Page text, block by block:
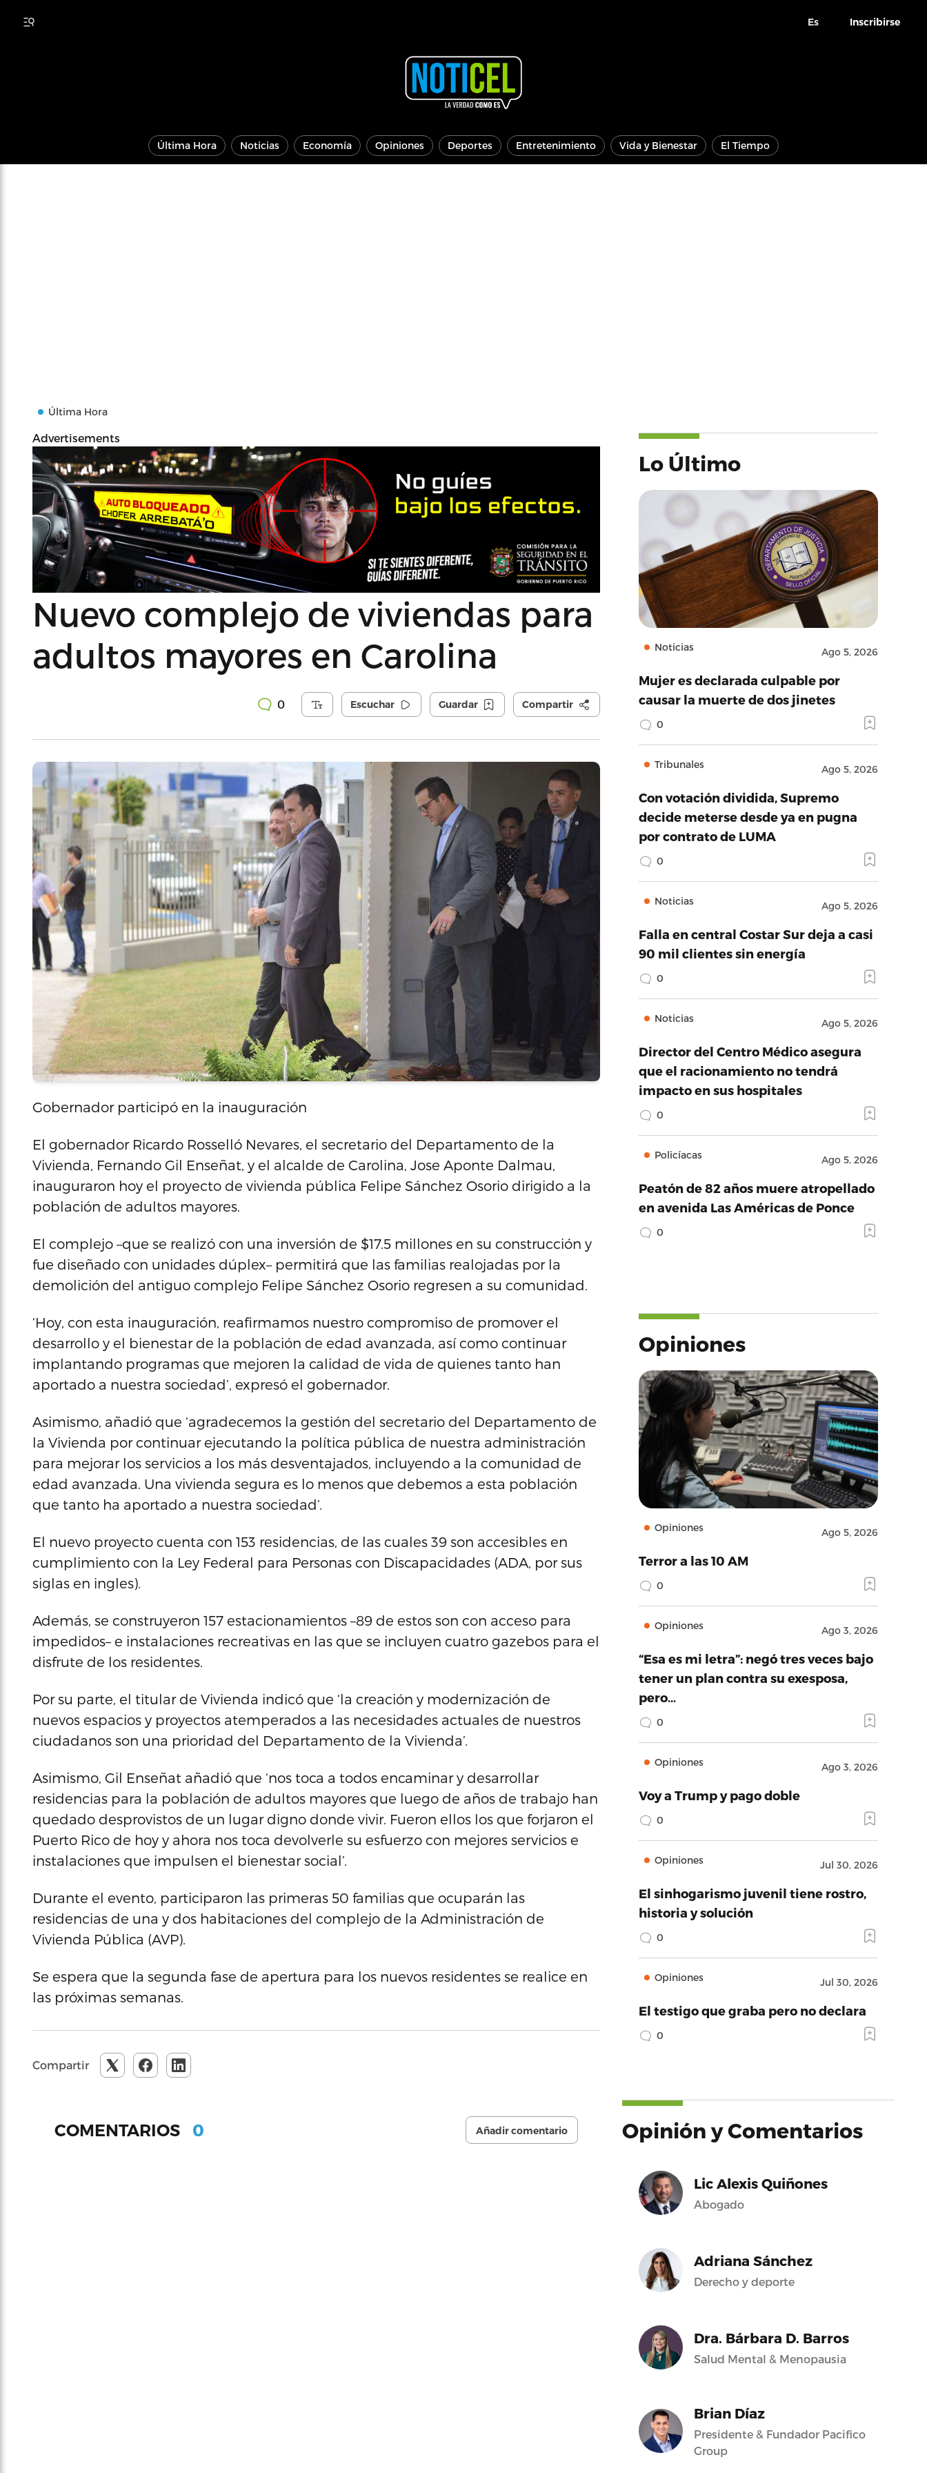
Es Inscribirse
Última Hora Noticias Economía Opiniones Deportes Entretenimiento Vida y Bienestar El Tiempo
Última Hora
Advertisements
Nuevo complejo de viviendas para
adultos mayores en Carolina
0 Escuchar Guardar Compartir
Gobernador participó en la inauguración
El gobernador Ricardo Rosselló Nevares, el secretario del Departamento de la
Vivienda, Fernando Gil Enseñat, y el alcalde de Carolina, Jose Aponte Dalmau,
inauguraron hoy el proyecto de vivienda pública Felipe Sánchez Osorio dirigido a la
población de adultos mayores.
El complejo –que se realizó con una inversión de $17.5 millones en su construcción y
fue diseñado con unidades dúplex– permitirá que las familias realojadas por la
demolición del antiguo complejo Felipe Sánchez Osorio regresen a su comunidad.
‘Hoy, con esta inauguración, reafirmamos nuestro compromiso de promover el
desarrollo y el bienestar de la población de edad avanzada, así como continuar
implantando programas que mejoren la calidad de vida de quienes tanto han
aportado a nuestra sociedad’, expresó el gobernador.
Asimismo, añadió que ‘agradecemos la gestión del secretario del Departamento de
la Vivienda por continuar ejecutando la política pública de nuestra administración
para mejorar los servicios a los más desventajados, incluyendo a la comunidad de
edad avanzada. Una vivienda segura es lo menos que debemos a esta población
que tanto ha aportado a nuestra sociedad’.
El nuevo proyecto cuenta con 153 residencias, de las cuales 39 son accesibles en
cumplimiento con la Ley Federal para Personas con Discapacidades (ADA, por sus
siglas en ingles).
Además, se construyeron 157 estacionamientos –89 de estos son con acceso para
impedidos– e instalaciones recreativas en las que se incluyen cuatro gazebos para el
disfrute de los residentes.
Por su parte, el titular de Vivienda indicó que ‘la creación y modernización de
nuevos espacios y proyectos atemperados a las necesidades actuales de nuestros
ciudadanos son una prioridad del Departamento de la Vivienda’.
Asimismo, Gil Enseñat añadió que ‘nos toca a todos encaminar y desarrollar
residencias para la población de adultos mayores que luego de años de trabajo han
quedado desprovistos de un lugar digno donde vivir. Fueron ellos los que forjaron el
Puerto Rico de hoy y ahora nos toca devolverle su esfuerzo con mejores servicios e
instalaciones que impulsen el bienestar social’.
Durante el evento, participaron las primeras 50 familias que ocuparán las
residencias de una y dos habitaciones del complejo de la Administración de
Vivienda Pública (AVP).
Se espera que la segunda fase de apertura para los nuevos residentes se realice en
las próximas semanas.
Compartir
COMENTARIOS 0 Añadir comentario
Lo Último
Noticias Ago 5, 2026
Mujer es declarada culpable por
causar la muerte de dos jinetes
0
Tribunales Ago 5, 2026
Con votación dividida, Supremo
decide meterse desde ya en pugna
por contrato de LUMA
0
Noticias Ago 5, 2026
Falla en central Costar Sur deja a casi
90 mil clientes sin energía
0
Noticias Ago 5, 2026
Director del Centro Médico asegura
que el racionamiento no tendrá
impacto en sus hospitales
0
Policíacas Ago 5, 2026
Peatón de 82 años muere atropellado
en avenida Las Américas de Ponce
0
Opiniones
Opiniones Ago 5, 2026
Terror a las 10 AM
0
Opiniones Ago 3, 2026
“Esa es mi letra”: negó tres veces bajo
tener un plan contra su exesposa,
pero…
0
Opiniones Ago 3, 2026
Voy a Trump y pago doble
0
Opiniones Jul 30, 2026
El sinhogarismo juvenil tiene rostro,
historia y solución
0
Opiniones Jul 30, 2026
El testigo que graba pero no declara
0
Opinión y Comentarios
Lic Alexis Quiñones
Abogado
Adriana Sánchez
Derecho y deporte
Dra. Bárbara D. Barros
Salud Mental & Menopausia
Brian Díaz
Presidente & Fundador Pacifico
Group